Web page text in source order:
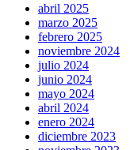
abril 2025
marzo 2025
febrero 2025
noviembre 2024
julio 2024
junio 2024
mayo 2024
abril 2024
enero 2024
diciembre 2023